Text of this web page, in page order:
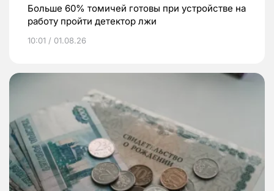
Больше 60% томичей готовы при устройстве на
работу пройти детектор лжи
10:01 / 01.08.26